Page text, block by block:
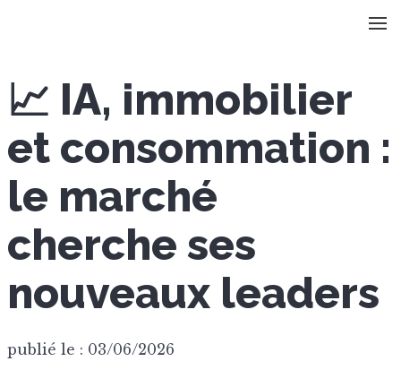
📈 IA, immobilier
et consommation :
le marché
cherche ses
nouveaux leaders
publié le : 03/06/2026